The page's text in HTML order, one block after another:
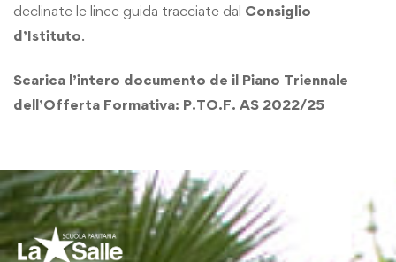
declinate le linee guida tracciate dal Consiglio
d’Istituto.
Scarica l’intero documento de il Piano Triennale
dell’Offerta Formativa: P.TO.F. AS 2022/25